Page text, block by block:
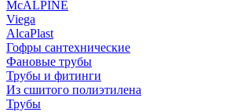
McALPINE
Viega
AlcaPlast
Гофры сантехнические
Фановые трубы
Трубы и фитинги
Из сшитого полиэтилена
Трубы